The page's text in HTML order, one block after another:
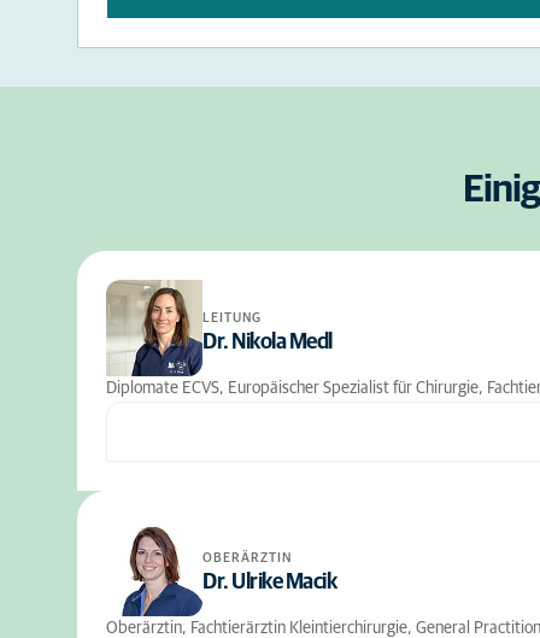
LEITUNG
Dr. Nikola Medl
Diplomate ECVS, Europäischer Spezialist für Chirurgie,
OBERÄRZTIN
Dr. Ulrike Macik
Oberärztin, Fachtierärztin Kleintierchirurgie, General